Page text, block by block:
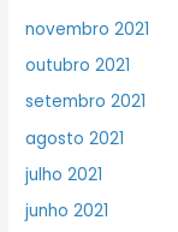
novembro 2021
outubro 2021
setembro 2021
agosto 2021
julho 2021
junho 2021